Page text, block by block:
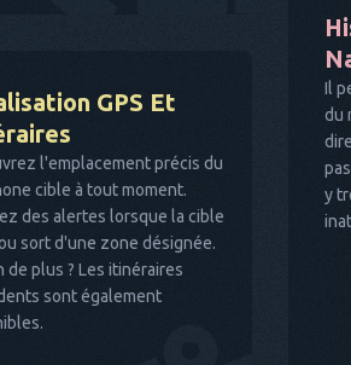
GPS Et
l'emplacement précis du
cible à tout moment.
des alertes lorsque la cible
sort d'une zone désignée.
de plus ? Les itinéraires
sont également
Il
du
y